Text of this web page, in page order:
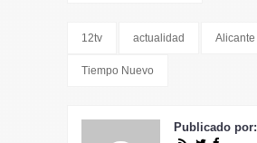
12tv actualidad Alicante
Tiempo Nuevo
Publicado por: